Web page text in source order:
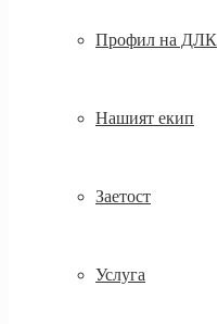
Профил на ДЛК
Нашият екип
Заетост
Услуга